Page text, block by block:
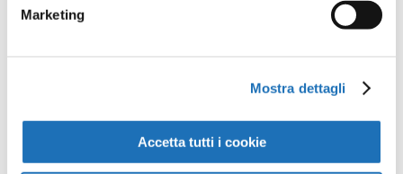
Marketing
Mostra dettagli
Accetta tutti i cookie
Opere della
Galleria
Virtuale